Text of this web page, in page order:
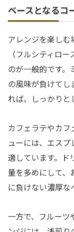
ベースとなるコ
アレンジを楽しむ
（フルシティロ
のが一般的です。
の風味が負けて
れば、しっかりと
カフェラテやカ
ューには、エス
適しています。ド
量を多めにして、
に負けない濃厚な
一方で、フルー